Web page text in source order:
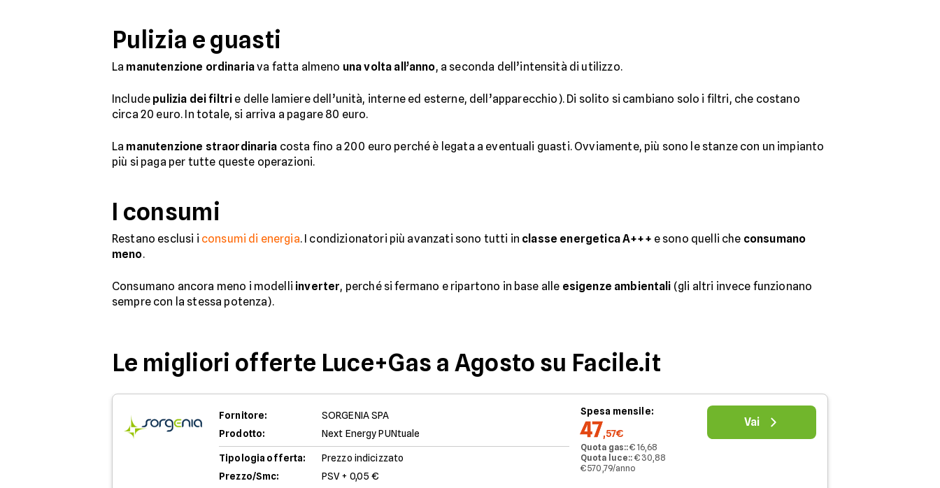
Pulizia e guasti
La manutenzione ordinariava fatta almeno una volta all’anno, a seconda dell’intensità di utilizzo.
Include pulizia dei filtri e delle lamiere dell’unità, interne ed esterne, dell’apparecchio). Di solito si cambiano solo i filtri, che costano
circa 20 euro. In totale, si arriva a pagare 80 euro.
La manutenzione straordinaria costa fino a 200 euro perché è legata a eventuali guasti. Ovviamente, più sono le stanze con un impianto
più si paga per tutte queste operazioni.
I consumi
Restano esclusi i consumi di energia. I condizionatori più avanzati sono tutti in classe energetica A+++ e sono quelli che consumano
meno.
Consumano ancora meno i modelli inverter, perché si fermano e ripartono in base alle esigenze ambientali (gli altri invece funzionano
sempre con la stessa potenza).
Le migliori offerte Luce+Gas a Agosto su Facile.it
Fornitore:
SORGENIA SPA
Prodotto:
Next Energy PUNtuale
Tipologia offerta:
Prezzo indicizzato
Prezzo/Smc:
PSV + 0,05 €
Spesa mensile:
47,57€
Quota gas::€ 16,68
Quota luce::€ 30,88
€ 570,79/anno
Vai